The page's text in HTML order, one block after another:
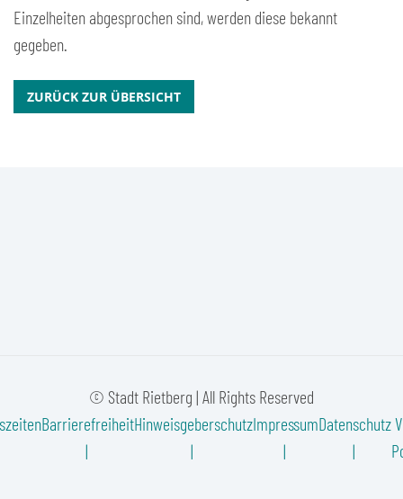
Einzelheiten abgesprochen sind, werden diese bekannt
gegeben.
ZURÜCK ZUR ÜBERSICHT
© Stadt Rietberg | All Rights Reserved
BarrierefreiheitHinweisgeberschutzImpressumDatenschutz